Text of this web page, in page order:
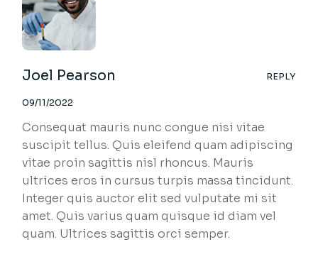
Joel Pearson
09/11/2022
Consequat mauris nunc congue nisi vitae
suscipit tellus. Quis eleifend quam adipiscing
vitae proin sagittis nisl rhoncus. Mauris
ultrices eros in cursus turpis massa tincidunt.
Integer quis auctor elit sed vulputate mi sit
amet. Quis varius quam quisque id diam vel
quam. Ultrices sagittis orci semper.
REPLY